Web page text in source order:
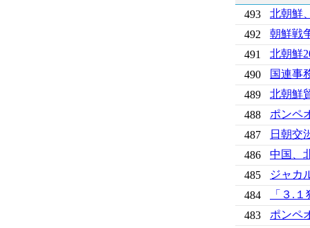
493
北朝鮮
492
朝鮮戦
491
北朝鮮
490
国連事
489
北朝鮮
488
ポンペ
487
日朝交
486
中国、
485
ジャカ
484
「３.
483
ポンペ